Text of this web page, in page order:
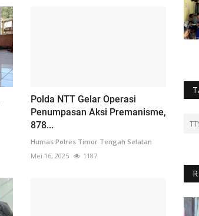
Polda NTT Gelar Operasi
Penumpasan Aksi Premanisme,
878...
Humas Polres Timor Tengah Selatan
Mei 16, 2025
1187